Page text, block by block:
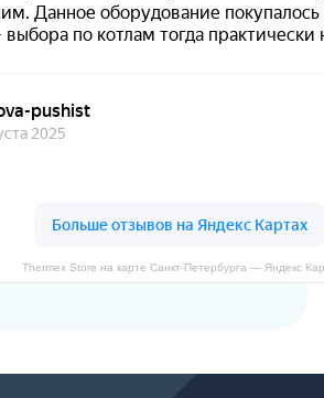
Thermex Store на карте Санкт‑Петербурга — Яндекс